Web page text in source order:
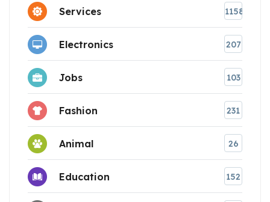
Services 1158
Electronics 207
Jobs 103
Fashion 231
Animal 26
Education 152